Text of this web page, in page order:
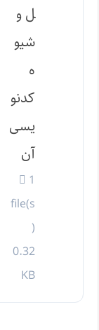
ل و
شیو
ه
کدنو
یسی
آن
1
file(s
)
0.32
KB